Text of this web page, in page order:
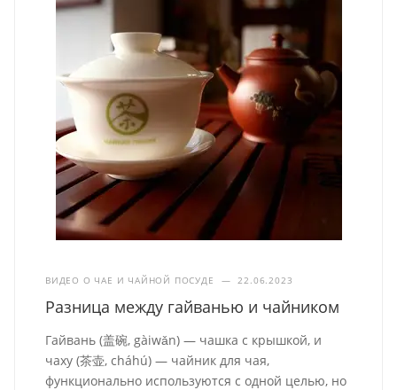
ВИДЕО О ЧАЕ И ЧАЙНОЙ ПОСУДЕ — 22.06.2023
Разница между гайванью и чайником
Гайвань (盖碗, gàiwǎn) — чашка с крышкой, и
чаху (茶壶, cháhú) — чайник для чая,
функционально используются с одной целью, но